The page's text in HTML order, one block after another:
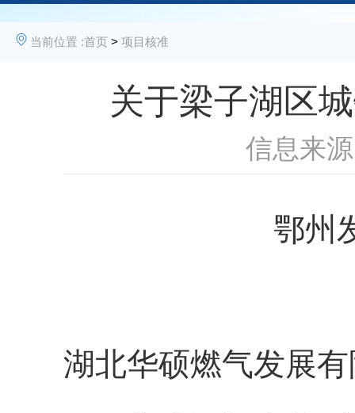
当前位置 :首页 > 项目核准
关于梁子湖区
信息来
鄂州
湖北华硕燃气发展